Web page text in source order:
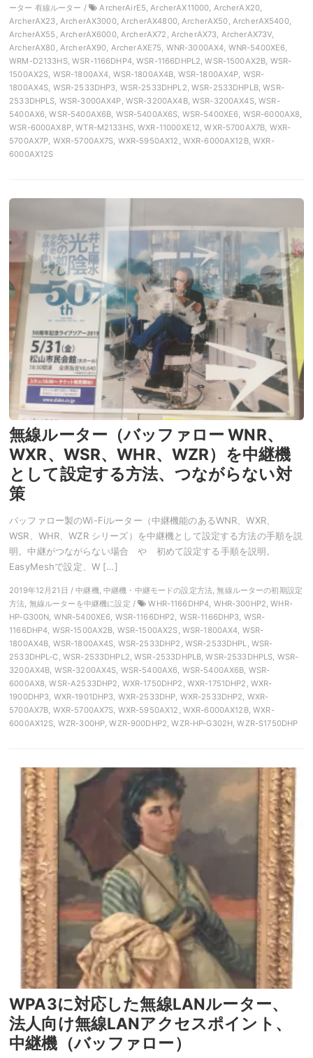
ーター 有線ルーター /
ArcherAirE5, ArcherAX11000, ArcherAX20,
ArcherAX23, ArcherAX3000, ArcherAX4800, ArcherAX50, ArcherAX5400,
ArcherAX55, ArcherAX6000, ArcherAX72, ArcherAX73, ArcherAX73V,
ArcherAX80, ArcherAX90, ArcherAXE75, WNR-3000AX4, WNR-5400XE6,
WRM-D2133HS, WSR-1166DHP4, WSR-1166DHPL2, WSR-1500AX2B, WSR-
1500AX2S, WSR-1800AX4, WSR-1800AX4B, WSR-1800AX4P, WSR-
1800AX4S, WSR-2533DHP3, WSR-2533DHPL2, WSR-2533DHPLB, WSR-
2533DHPLS, WSR-3000AX4P, WSR-3200AX4B, WSR-3200AX4S, WSR-
5400AX6, WSR-5400AX6B, WSR-5400AX6S, WSR-5400XE6, WSR-6000AX8,
WSR-6000AX8P, WTR-M2133HS, WXR-11000XE12, WXR-5700AX7B, WXR-
5700AX7P, WXR-5700AX7S, WXR-5950AX12, WXR-6000AX12B, WXR-
6000AX12S
無線ルーター（バッファロー WNR、
WXR、WSR、WHR、WZR）を中継機
として設定する方法、つながらない対
策
バッファロー製のWi-Fiルーター（中継機能のあるWNR、WXR、
WSR、WHR、WZR シリーズ）を中継機として設定する方法の手順を説
明。中継がつながらない場合 や 初めて設定する手順を説明。
EasyMeshで設定、W […]
2019年12月21日 / 中継機, 中継機・中継モードの設定方法, 無線ルーターの初期設定
方法, 無線ルーターを中継機に設定 /
WHR-1166DHP4, WHR-300HP2, WHR-
HP-G300N, WNR-5400XE6, WSR-1166DHP2, WSR-1166DHP3, WSR-
1166DHP4, WSR-1500AX2B, WSR-1500AX2S, WSR-1800AX4, WSR-
1800AX4B, WSR-1800AX4S, WSR-2533DHP2, WSR-2533DHPL, WSR-
2533DHPL-C, WSR-2533DHPL2, WSR-2533DHPLB, WSR-2533DHPLS, WSR-
3200AX4B, WSR-3200AX4S, WSR-5400AX6, WSR-5400AX6B, WSR-
6000AX8, WSR-A2533DHP2, WXR-1750DHP2, WXR-1751DHP2, WXR-
1900DHP3, WXR-1901DHP3, WXR-2533DHP, WXR-2533DHP2, WXR-
5700AX7B, WXR-5700AX7S, WXR-5950AX12, WXR-6000AX12B, WXR-
6000AX12S, WZR-300HP, WZR-900DHP2, WZR-HP-G302H, WZR-S1750DHP
WPA3に対応した無線LANルーター、
法人向け無線LANアクセスポイント、
中継機（バッファロー）